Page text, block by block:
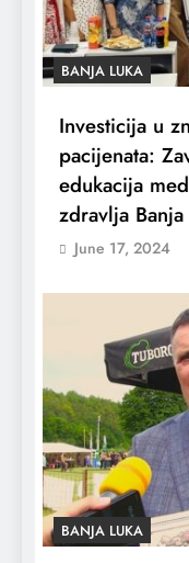
BANJA LUKA
Investicija u
pacijenata:
edukacija
zdravlja Banja
June 17, 2024
BANJA LUKA